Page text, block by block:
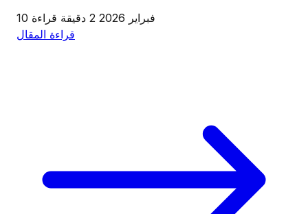
10 فبراير 2026
2 دقيقة قراءة
قراءة المقال